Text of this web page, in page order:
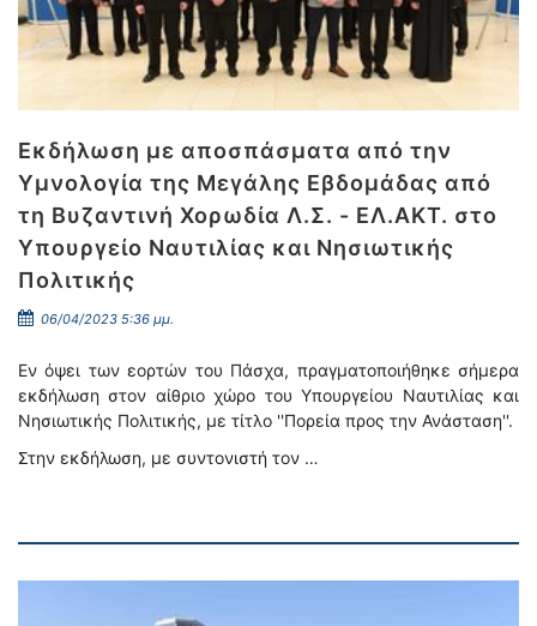
Εκδήλωση με αποσπάσματα από την
Υμνολογία της Μεγάλης Εβδομάδας από
τη Βυζαντινή Χορωδία Λ.Σ. - ΕΛ.ΑΚΤ. στο
Υπουργείο Ναυτιλίας και Νησιωτικής
Πολιτικής
06/04/2023 5:36 μμ.
Εν όψει των εορτών του Πάσχα, πραγματοποιήθηκε σήμερα
εκδήλωση στον αίθριο χώρο του Υπουργείου Ναυτιλίας και
Νησιωτικής Πολιτικής, με τίτλο ''Πορεία προς την Ανάσταση''.
Στην εκδήλωση, με συντονιστή τον …